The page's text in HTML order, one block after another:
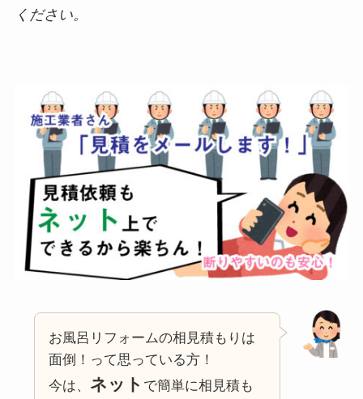
ください。
お風呂リフォームの相見積もりは
面倒！って思っている方！
今は、 ネット で簡単に相見積も